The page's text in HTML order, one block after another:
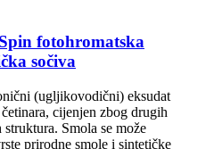
fotohromatska
sočiva
(ugljikovodični) eksudat
cijenjen zbog drugih
Smola se može
prirodne smole i sintetičke